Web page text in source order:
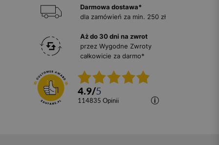
Darmowa dostawa*
dla zamówień za min. 250 zł
Aż do 30 dni na zwrot
przez Wygodne Zwroty
całkowicie za darmo*
4.9/5
114835 opinii